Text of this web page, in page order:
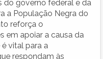
do governo federal e da
a População Negra do
reforça o
em apoiar a causa da
vital para a
respondam às